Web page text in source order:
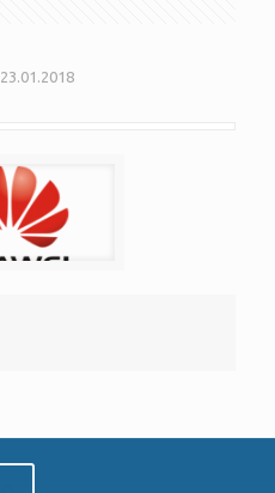
23.01.2018